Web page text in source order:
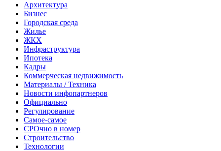
Архитектура
Бизнес
Городская среда
Жилье
ЖКХ
Инфраструктура
Ипотека
Кадры
Коммерческая недвижимость
Материалы / Техника
Новости инфопартнеров
Официально
Регулирование
Самое-самое
СРОчно в номер
Строительство
Технологии